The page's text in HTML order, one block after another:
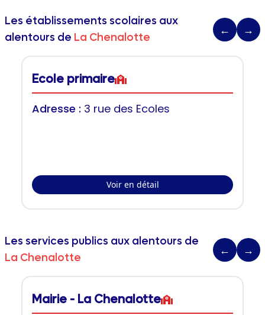
Les établissements scolaires aux
alentours de La Chenalotte
← →
Ecole primaire
Adresse : 3 rue des Ecoles
Voir en détail
Les services publics aux alentours de
La Chenalotte
← →
Mairie - La Chenalotte